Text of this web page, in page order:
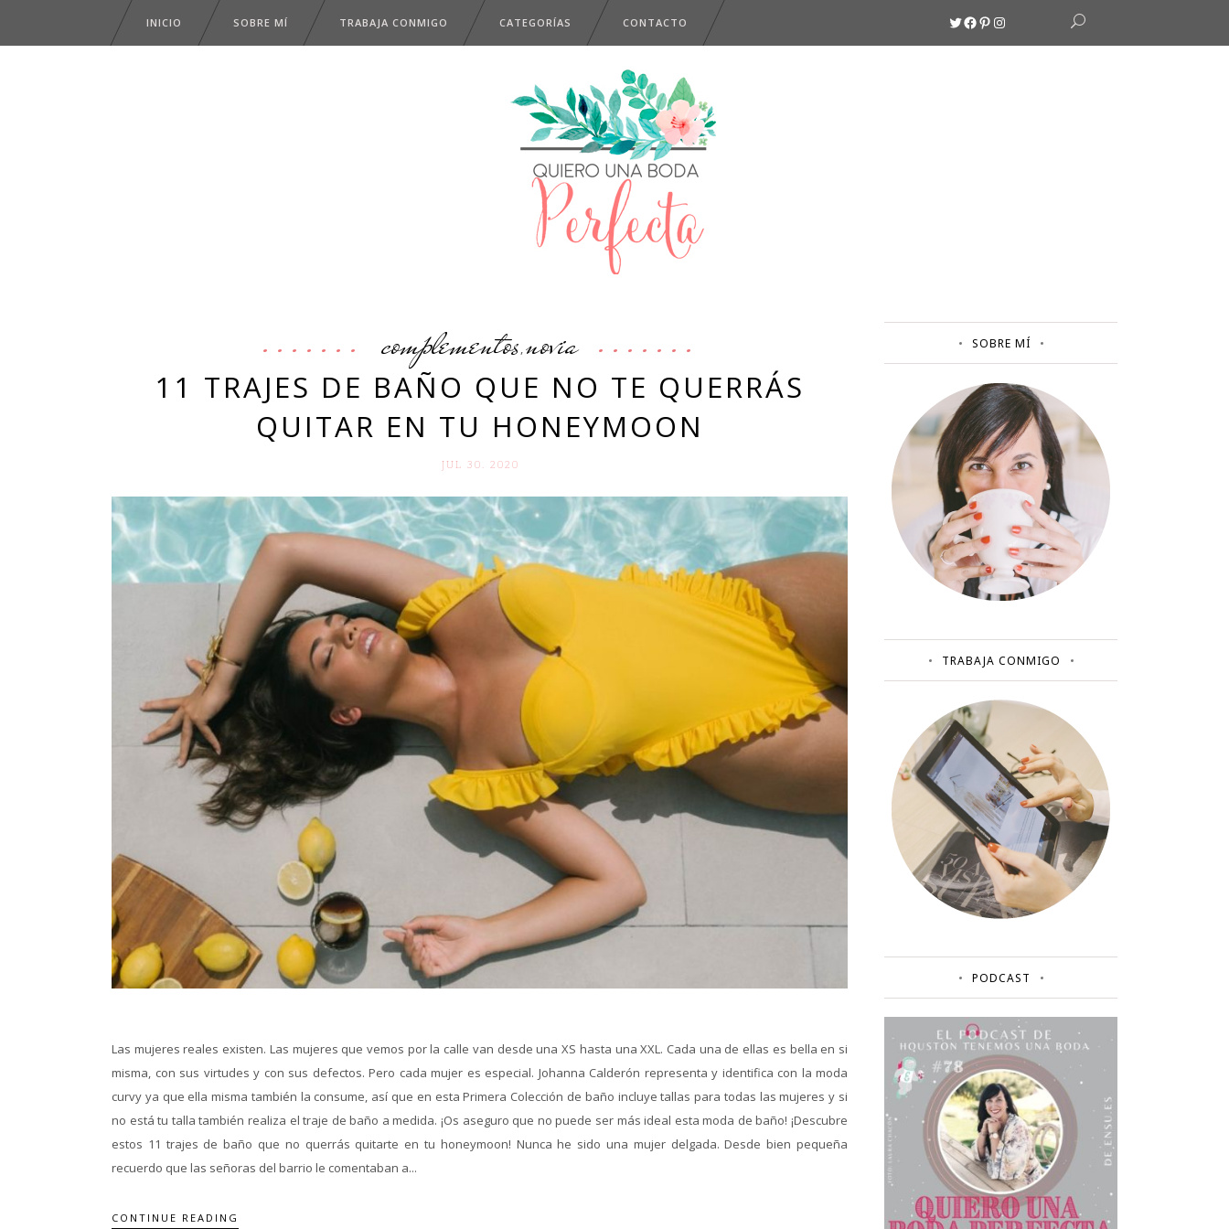
INICIO SOBRE MÍ TRABAJA CONMIGO CATEGORÍAS CONTACTO Twitter
Facebook
Pinterest
Instagram
complementos,novia
11 TRAJES DE BAÑO QUE NO TE QUERRÁS
QUITAR EN TU HONEYMOON
JUL 30. 2020
Las mujeres reales existen. Las mujeres que vemos por la calle van desde una XS hasta una XXL. Cada una de ellas es bella en si
misma, con sus virtudes y con sus defectos. Pero cada mujer es especial. Johanna Calderón representa y identifica con la moda
curvy ya que ella misma también la consume, así que en esta Primera Colección de baño incluye tallas para todas las mujeres y si
no está tu talla también realiza el traje de baño a medida. ¡Os aseguro que no puede ser más ideal esta moda de baño! ¡Descubre
estos 11 trajes de baño que no querrás quitarte en tu honeymoon! Nunca he sido una mujer delgada. Desde bien pequeña
recuerdo que las señoras del barrio le comentaban a...
CONTINUE READING
SOBRE MÍ
TRABAJA CONMIGO
PODCAST